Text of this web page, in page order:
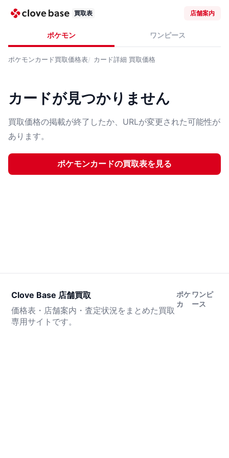
買取表 店舗案内
ポケモン ワンピース
ポケモンカード買取価格表 カード詳細 買取価格
カードが見つかりません
買取価格の掲載が終了したか、URLが変更された可能性が
あります。
ポケモンカードの買取表を見る
Clove Base 店舗買取
価格表・店舗案内・査定状況をまとめた買取
専用サイトです。
ポケ
カ
ワンピ
ース